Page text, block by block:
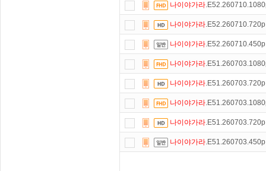
나이야가라
나이야가라
나이야가라
나이야가라
나이야가라
나이야가라
나이야가라
나이야가라